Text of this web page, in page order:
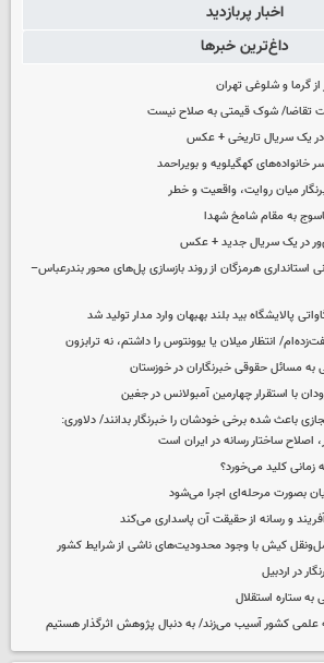
اخبار پربازدید
داغ‌ترین خبرها
تقاضا/ شوک قیمتی به صلاح نیست
در یک سریال تاریخی + عکس
کهگیلویه و بویراحمد
میان روایت، واقعیت و خطر
به مقام شامخ شهدا
در یک سریال جدید + عکس
استانداری هرمزگان از روند بازسازی پل‌های محور بندرعباس–
انتظار میلان یا یوونتوس را داشتم، نه ترابزون
مسائل حقوقی خبرنگاران در خوزستان
با استقرار چهارمین آمبولانس در جغین
باعث شده برخی خودشان را خبرنگار بدانند/ دلاوری:
اصلاح ساختار رسانه در ایران است
زمانی کلید می‌خورد؟
بصورت مرحله‌ای اجرا می‌شود
و رسانه از حقیقت آن پاسداری می‌کند
کیش با وجود محدودیت‌های ناشی از شرایط کشور
در اردبیل
ستاره استقلال
علمی کشور آسیب می‌زند/ به دنبال پژوهش اثرگذار هستیم